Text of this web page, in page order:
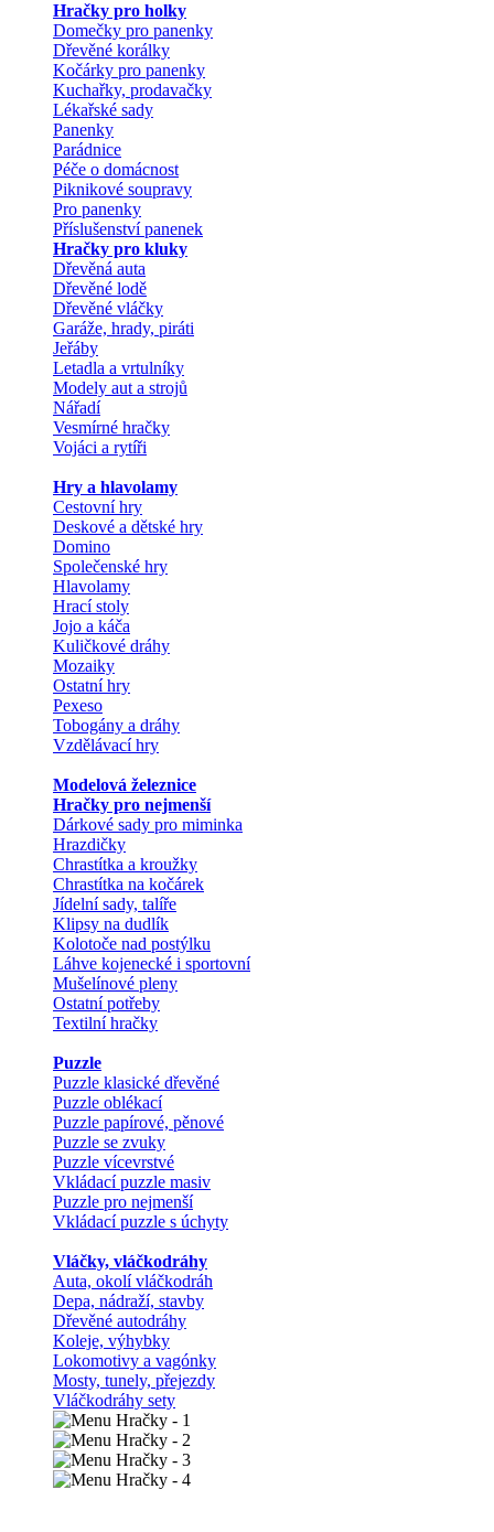
Hračky pro holky
Domečky pro panenky
Dřevěné korálky
Kočárky pro panenky
Kuchařky, prodavačky
Lékařské sady
Panenky
Parádnice
Péče o domácnost
Piknikové soupravy
Pro panenky
Příslušenství panenek
Hračky pro kluky
Dřevěná auta
Dřevěné lodě
Dřevěné vláčky
Garáže, hrady, piráti
Jeřáby
Letadla a vrtulníky
Modely aut a strojů
Nářadí
Vesmírné hračky
Vojáci a rytíři
Hry a hlavolamy
Cestovní hry
Deskové a dětské hry
Domino
Společenské hry
Hlavolamy
Hrací stoly
Jojo a káča
Kuličkové dráhy
Mozaiky
Ostatní hry
Pexeso
Tobogány a dráhy
Vzdělávací hry
Modelová železnice
Hračky pro nejmenší
Dárkové sady pro miminka
Hrazdičky
Chrastítka a kroužky
Chrastítka na kočárek
Jídelní sady, talíře
Klipsy na dudlík
Kolotoče nad postýlku
Láhve kojenecké i sportovní
Mušelínové pleny
Ostatní potřeby
Textilní hračky
Puzzle
Puzzle klasické dřevěné
Puzzle oblékací
Puzzle papírové, pěnové
Puzzle se zvuky
Puzzle vícevrstvé
Vkládací puzzle masiv
Puzzle pro nejmenší
Vkládací puzzle s úchyty
Vláčky, vláčkodráhy
Auta, okolí vláčkodráh
Depa, nádraží, stavby
Dřevěné autodráhy
Koleje, výhybky
Lokomotivy a vagónky
Mosty, tunely, přejezdy
Vláčkodráhy sety